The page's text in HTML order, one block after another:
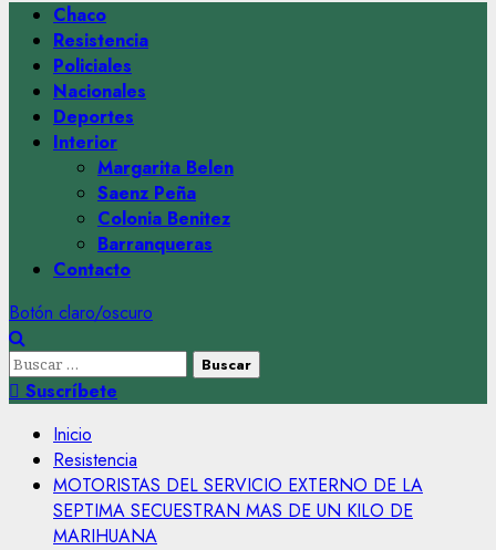
Menú
principal
Chaco
Resistencia
Policiales
Nacionales
Deportes
Interior
Margarita Belen
Saenz Peña
Colonia Benitez
Barranqueras
Contacto
Botón claro/oscuro
Buscar:
Suscríbete
Inicio
Resistencia
MOTORISTAS DEL SERVICIO EXTERNO DE LA
SEPTIMA SECUESTRAN MAS DE UN KILO DE
MARIHUANA